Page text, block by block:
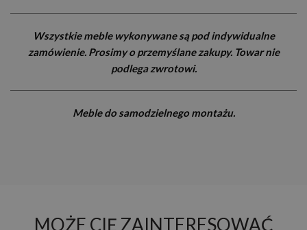
Wszystkie meble wykonywane są pod indywidualne
zamówienie. Prosimy o przemyślane zakupy. Towar nie
podlega zwrotowi.
Meble do samodzielnego montażu.
MOŻE CIĘ ZAINTERESOWAĆ